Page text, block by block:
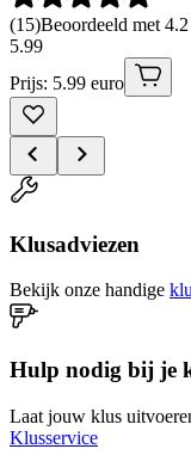
(15)Beoordeeld met
5.99
Prijs: 5.99 euro
Klusadviezen
Bekijk onze handige
Hulp nodig bij je
Laat jouw klus
Klusservice